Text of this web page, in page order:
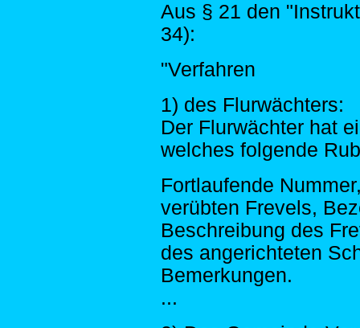
Aus § 21 den
34):
"Verfahren
1) des Flurwächters:
Der Flurwächter hat
welches folgende
Fortlaufende
verübten Frevels,
Beschreibung des
des angerichteten
Bemerkungen.
...